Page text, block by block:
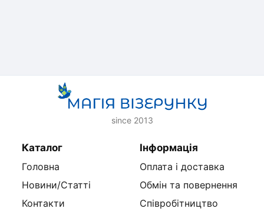
since 2013
Каталог
Головна
Новини/Статті
Контакти
Інформація
Оплата і доставка
Обмін та повернення
Співробітництво